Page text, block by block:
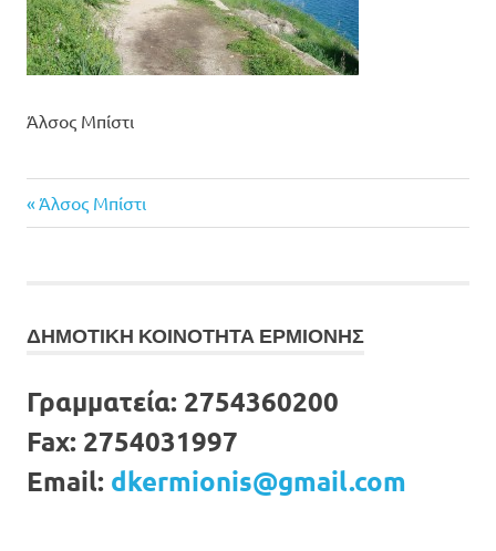
Άλσος Μπίστι
Πλοήγηση
Previous
Post:
Άλσος Μπίστι
ΔΗΜΟΤΙΚΗ ΚΟΙΝΟΤΗΤΑ ΕΡΜΙΟΝΗΣ
Γραμματεία: 2754360200
Fax: 2754031997
Email: dkermionis@gmail.com